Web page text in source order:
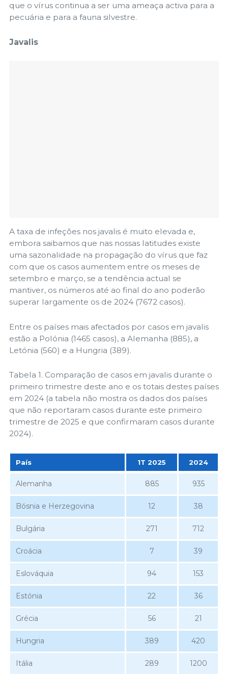
que o vírus continua a ser uma ameaça activa para a
pecuária e para a fauna silvestre.
Javalis
A taxa de infeções nos javalis é muito elevada e,
embora saibamos que nas nossas latitudes existe
uma sazonalidade na propagação do vírus que faz
com que os casos aumentem entre os meses de
setembro e março, se a tendência actual se
mantiver, os números até ao final do ano poderão
superar largamente os de 2024 (7672 casos).
Entre os países mais afectados por casos em javalis
estão a Polónia (1465 casos), a Alemanha (885), a
Letónia (560) e a Hungria (389).
Tabela 1. Comparação de casos em javalis durante o
primeiro trimestre deste ano e os totais destes países
em 2024 (a tabela não mostra os dados dos países
que não reportaram casos durante este primeiro
trimestre de 2025 e que confirmaram casos durante
2024).
País 1T 2025
2024
País
1T 2025 2024
Alemanha 885 935
Bósnia e Herzegovina 12 38
Bulgária 271 712
Croácia 7 39
Eslováquia 94 153
Estónia 22 36
Grécia 56 21
Hungria 389 420
Itália 289 1200